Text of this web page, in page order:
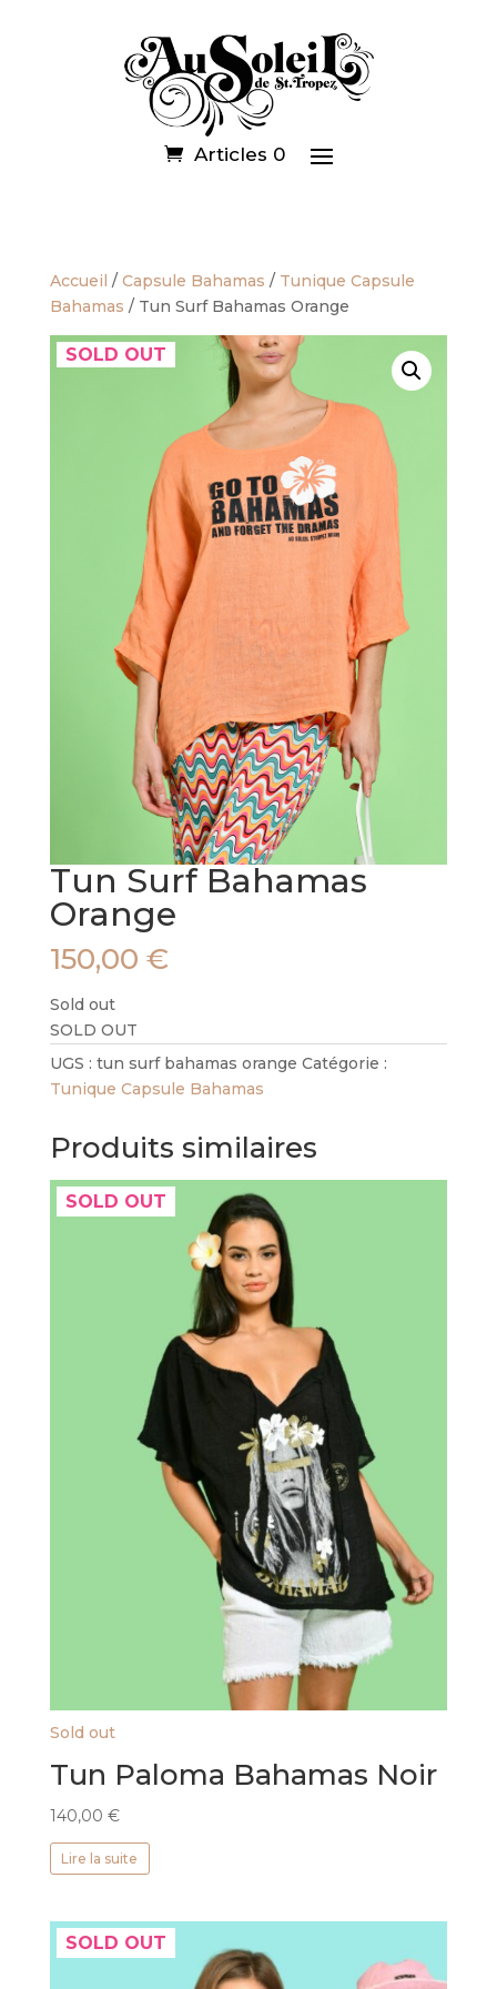
Articles 0
Accueil / Capsule Bahamas / Tunique Capsule
Bahamas / Tun Surf Bahamas Orange
SOLD OUT
Tun Surf Bahamas
Orange
150,00 €
Sold out
SOLD OUT
UGS : tun surf bahamas orange Catégorie :
Tunique Capsule Bahamas
Produits similaires
SOLD OUT
Sold out
Tun Paloma Bahamas Noir
140,00 €
Lire la suite
SOLD OUT